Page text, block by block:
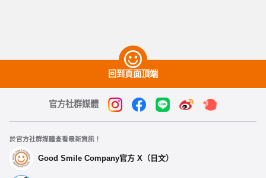
回到頁面頂端
官方社群媒體
於官方社群媒體查看最新資訊！
Good Smile Company官方 X（日文）